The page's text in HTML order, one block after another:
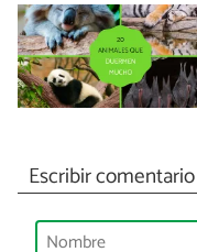
Escribir comentario